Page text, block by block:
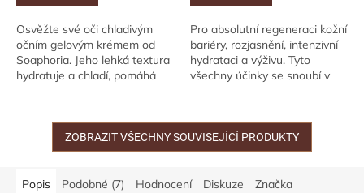
Osvěžte své oči chladivým
očním gelovým krémem od
Soaphoria. Jeho lehká textura
hydratuje a chladí, pomáhá
revitalizaci okolí...
Pro absolutní regeneraci kožní
bariéry, rozjasnění, intenzivní
hydrataci a výživu. Tyto
všechny účinky se snoubí v
účinnými...
ZOBRAZIT VŠECHNY SOUVISEJÍCÍ PRODUKTY
Popis Podobné (7) Hodnocení Diskuze Značka